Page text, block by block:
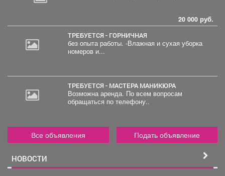
20 000 руб.
ТРЕБУЕТСЯ - ГОРНИЧНАЯ
без опыта работы. -Влажная и сухая уборка
номеров и...
ТРЕБУЕТСЯ - МАСТЕРА МАНИКЮРА
Возможна аренда. По всем вопросам
обращаться по телефону..
Все объявления Подать объявление
НОВОСТИ